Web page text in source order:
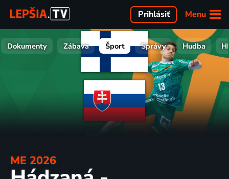
Menu
Prihlásiť
Dokumenty Zábava Šport Správy Hudba
ME 2026